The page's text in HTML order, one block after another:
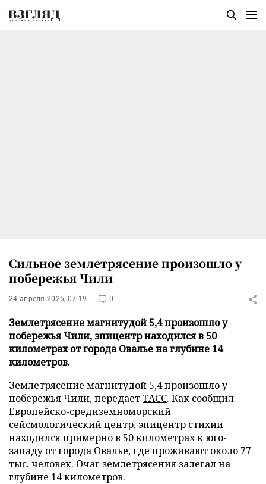
Сильное землетрясение произошло у
побережья Чили
24 апреля 2025, 07:19 0
Землетрясение магнитудой 5,4 произошло у
побережья Чили, эпицентр находился в 50
километрах от города Овалье на глубине 14
километров.
Землетрясение магнитудой 5,4 произошло у
побережья Чили, передаетТАСС. Как сообщил
Европейско-средиземноморский
сейсмологический центр, эпицентр стихии
находился примерно в 50 километрах к юго-
западу от города Овалье, где проживают около 77
тыс. человек. Очаг землетрясения залегал на
глубине 14 километров.